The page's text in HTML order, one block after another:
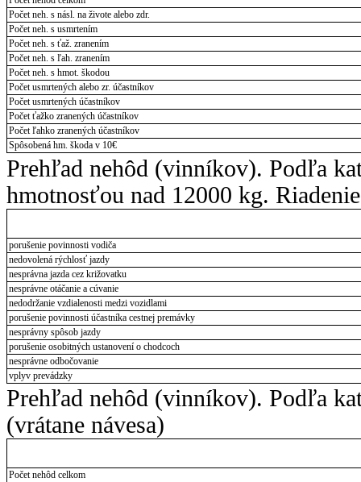
Počet neh. s násl. na živote alebo zdr.
Počet neh. s usmrtením
Počet neh. s ťaž. zranením
Počet neh. s ľah. zranením
Počet neh. s hmot. škodou
Počet usmrtených alebo zr. účastníkov
Počet usmrtených účastníkov
Počet ťažko zranených účastníkov
Počet ľahko zranených účastníkov
Spôsobená hm. škoda v 10€
Prehľad nehôd (vinníkov). Podľa
hmotnosťou nad 12000 kg.
porušenie povinnosti vodiča
nedovolená rýchlosť jazdy
nesprávna jazda cez križovatku
nesprávne otáčanie a cúvanie
nedodržanie vzdialenosti medzi vozidlami
porušenie povinnosti účastníka cestnej premávky
nesprávny spôsob jazdy
porušenie osobitných ustanovení o chodcoch
nesprávne odbočovanie
vplyv prevádzky
Prehľad nehôd (vinníkov). Podľa
(vrátane návesa)
Počet nehôd celkom